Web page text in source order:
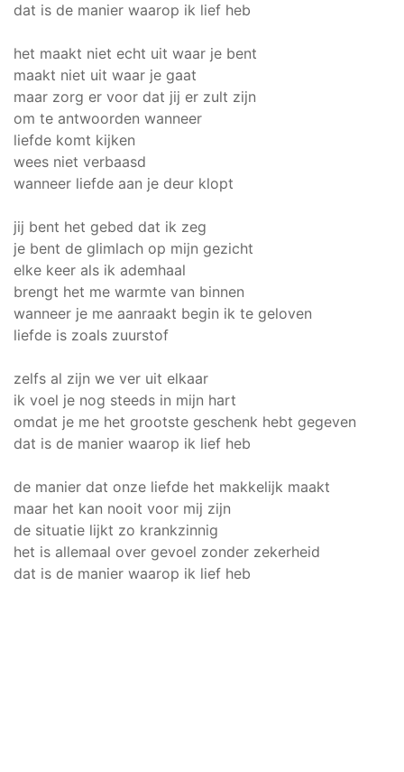
dat is de manier waarop ik lief heb
het maakt niet echt uit waar je bent
maakt niet uit waar je gaat
maar zorg er voor dat jij er zult zijn
om te antwoorden wanneer
liefde komt kijken
wees niet verbaasd
wanneer liefde aan je deur klopt
jij bent het gebed dat ik zeg
je bent de glimlach op mijn gezicht
elke keer als ik ademhaal
brengt het me warmte van binnen
wanneer je me aanraakt begin ik te geloven
liefde is zoals zuurstof
zelfs al zijn we ver uit elkaar
ik voel je nog steeds in mijn hart
omdat je me het grootste geschenk hebt gegeven
dat is de manier waarop ik lief heb
de manier dat onze liefde het makkelijk maakt
maar het kan nooit voor mij zijn
de situatie lijkt zo krankzinnig
het is allemaal over gevoel zonder zekerheid
dat is de manier waarop ik lief heb